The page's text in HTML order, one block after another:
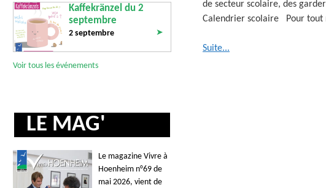
Kaffekränzel du 2
septembre
2 septembre ➤
Voir tous les événements
LE MAG'
Le magazine Vivre à
Hoenheim n°69 de
mai 2026, vient de
de secteur scolaire, des
Calendrier scolaire Pour tout
Suite...